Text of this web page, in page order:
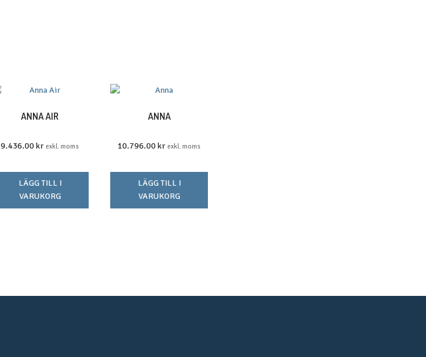
ANNA AIR
9.436.00kr exkl. moms
LÄGG TILL I
VARUKORG
ANNA
10.796.00kr exkl. moms
LÄGG TILL I
VARUKORG